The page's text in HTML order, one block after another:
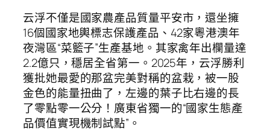
云浮不僅是國家農產品質量平安市，還坐擁
16個國家地輿標志保護產品、42家粵港澳年
夜灣區“菜籃子”生產基地。其家禽年出欄量達
2.2億只，穩居全省第一。2025年，云浮勝利
獲批她最愛的那盆完美對稱的盆栽，被一股
金色的能量扭曲了，左邊的葉子比右邊的長
了零點零一公分！廣東省獨一的“國家生態產
品價值實現機制試點”。